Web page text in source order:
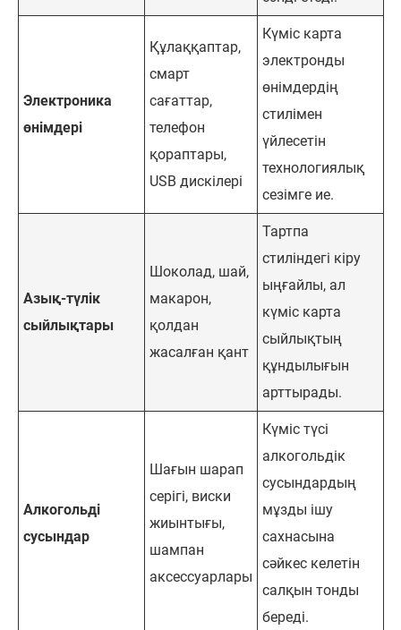
Электроника
өнімдері
Құлаққаптар,
смарт
сағаттар,
телефон
қораптары,
USB дискілері
Күміс карта
электронды
өнімдердің
стилімен
үйлесетін
технологиялық
сезімге ие.
Азық-түлік
сыйлықтары
Шоколад, шай,
макарон,
қолдан
жасалған қант
Тартпа
стиліндегі кіру
ыңғайлы, ал
күміс карта
сыйлықтың
құндылығын
арттырады.
Алкогольді
сусындар
Шағын шарап
серігі, виски
жиынтығы,
шампан
аксессуарлары
Күміс түсі
алкогольдік
сусындардың
мұзды ішу
сахнасына
сәйкес келетін
салқын тонды
береді.